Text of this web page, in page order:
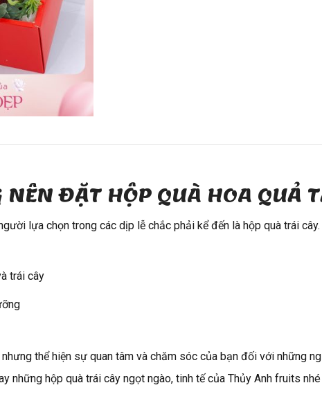
ĐẶT HỘP QUÀ HOA QUẢ
lựa chọn trong các dịp lễ chắc phải kể đến là hộp quà trái
trái cây
thể hiện sự quan tâm và chăm sóc của bạn đối với những
những hộp quà trái cây ngọt ngào, tinh tế của Thủy Anh fruits nhé